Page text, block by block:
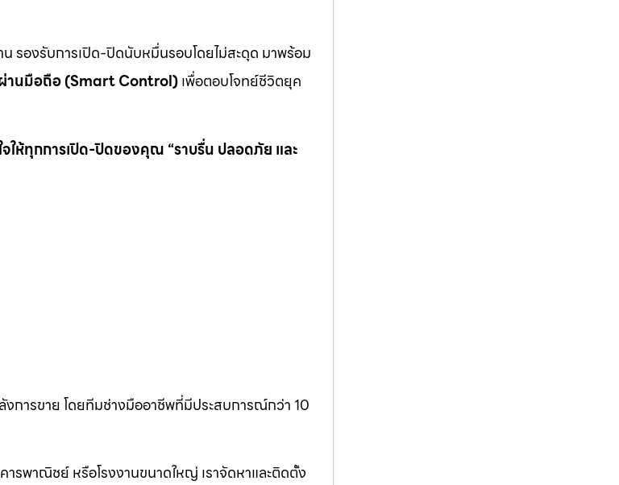
รองรับการเปิด-ปิดนับหมื่นรอบโดยไม่สะดุด มาพร้อม
ผ่านมือถือ (Smart Control)เพื่อตอบโจทย์ชีวิตยุค
ให้ทุกการเปิด-ปิดของคุณ “ราบรื่น ปลอดภัย และ
การขาย โดยทีมช่างมืออาชีพที่มีประสบการณ์กว่า 10
ารพาณิชย์ หรือโรงงานขนาดใหญ่ เราจัดหาและติดตั้ง